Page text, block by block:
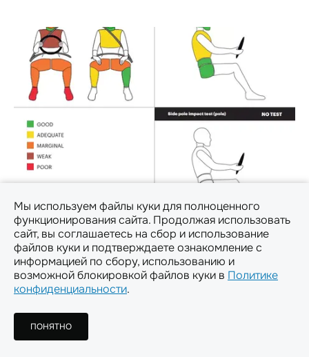
Исследователи выставляют оценки по ряду
категорий, которые могут различаться в
зависимости от программы. Например, в Euro NCAP
проводят тесты на манекенах THOR и
руководствуются 4 категориями: взрослые люди,
дети, уязвимые участники дорожного движения,
(считывание знаков, обнаружение препятствий и
пешеходов). По каждой из них автомобиль получает
оценку в процентах.
Мы используем файлы куки для полноценного
функционирования сайта. Продолжая использовать
сайт, вы соглашаетесь на сбор и использование
файлов куки и подтверждаете ознакомление с
информацией по сбору, использованию и
возможной блокировкой файлов куки в Политике
конфиденциальности.
ПОНЯТНО